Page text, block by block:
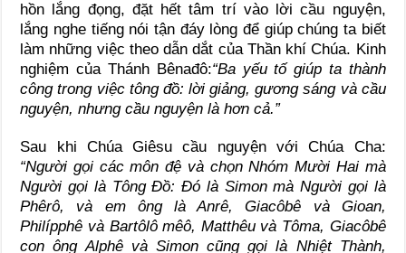
hồn lắng đọng, đặt hết tâm trí vào lời cầu nguyện,
lắng nghe tiếng nói tận đáy lòng để giúp chúng ta biết
làm những việc theo dẫn dắt của Thần khí Chúa. Kinh
nghiệm của Thánh Bênađô:“Ba yếu tố giúp ta thành
công trong việc tông đồ: lời giảng, gương sáng và cầu
nguyện, nhưng cầu nguyện là hơn cả.”
Sau khi Chúa Giêsu cầu nguyện với Chúa Cha:
“Người gọi các môn đệ và chọn Nhóm Mười Hai mà
Người gọi là Tông Đồ: Đó là Simon mà Người gọi là
Phêrô, và em ông là Anrê, Giacôbê và Gioan,
Philípphê và Bartôlô mêô, Matthêu và Tôma, Giacôbê
con ông Alphê và Simon cũng gọi là Nhiệt Thành,